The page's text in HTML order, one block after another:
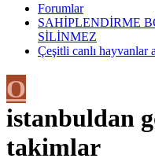
Forumlar
SAHİPLENDİRME
SİLİNMEZ
Çeşitli canlı hayvanlar
O
istanbuldan
takimlar